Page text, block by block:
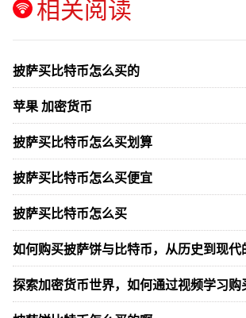
相关阅读
披萨买比特币怎么买的
苹果 加密货币
披萨买比特币怎么买划算
披萨买比特币怎么买便宜
披萨买比特币怎么买
如何购买披萨饼与比特币，从历史到现代
探索加密货币世界，如何通过视频学习购